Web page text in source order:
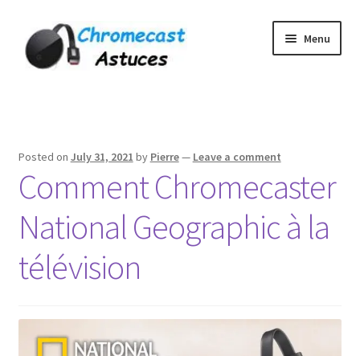
Skip
to
navigation
Skip
to
content
Menu
Cart
Checkout
Contact
My account
Posted on July 31, 2021 by Pierre— Leave a comment
Comment Chromecaster
National Geographic à la
télévision